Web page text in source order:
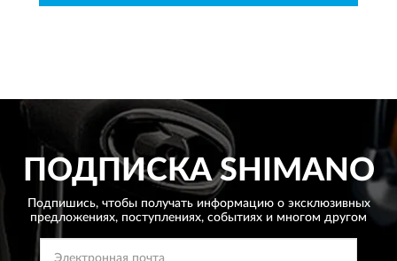
ПОДПИСКАSHIMANO
Подпишись, чтобы получать информацию о эксклюзивных
предложениях, поступлениях, событиях и многом другом